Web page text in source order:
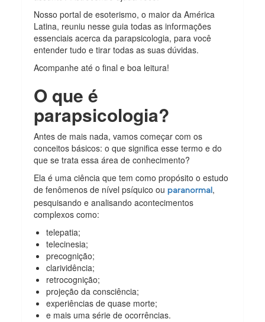
Nosso portal de esoterismo, o maior da América
Latina, reuniu nesse guia todas as informações
essenciais acerca da parapsicologia, para você
entender tudo e tirar todas as suas dúvidas.
Acompanhe até o final e boa leitura!
O que é
parapsicologia?
Antes de mais nada, vamos começar com os
conceitos básicos: o que significa esse termo e do
que se trata essa área de conhecimento?
Ela é uma ciência que tem como propósito o estudo
de fenômenos de nível psíquico ouparanormal,
pesquisando e analisando acontecimentos
complexos como:
telepatia;
telecinesia;
precognição;
clarividência;
retrocognição;
projeção da consciência;
experiências de quase morte;
e mais uma série de ocorrências.